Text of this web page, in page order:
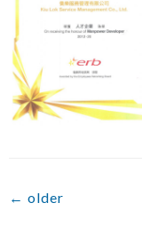
← older